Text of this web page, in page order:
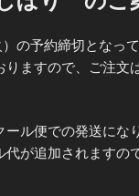
の予約締切となっ
りますので、ご注文
ール便での発送にな
代が追加されますの